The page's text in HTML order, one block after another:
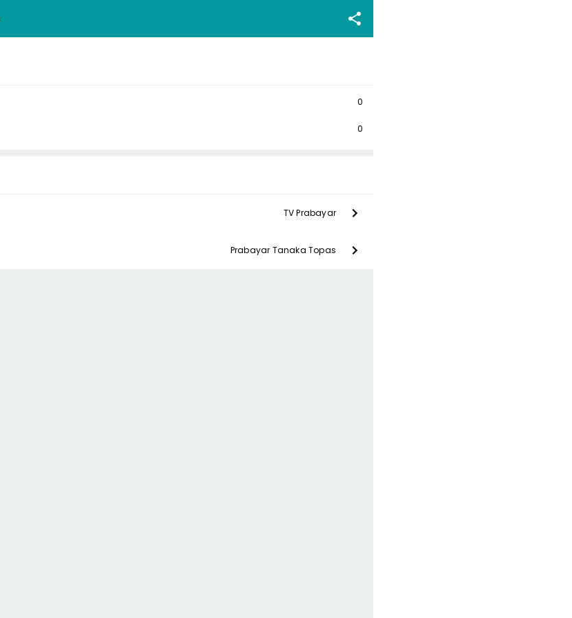
0
0
TV Prabayar
Prabayar Tanaka Topas